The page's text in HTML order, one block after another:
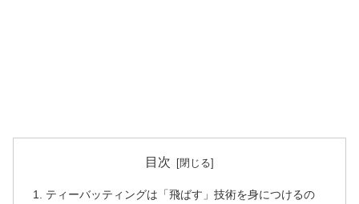
目次
ティーバッティングは「飛ばす」技術を身につけるの